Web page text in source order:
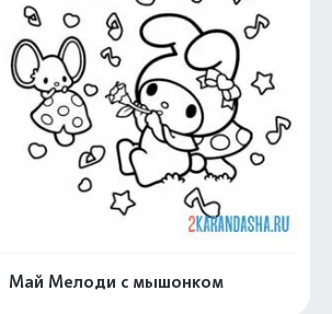
Май Мелоди с мышонком